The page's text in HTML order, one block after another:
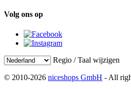
Volg ons op
Regio / Taal wijzigen
© 2010-2026 niceshops GmbH - All